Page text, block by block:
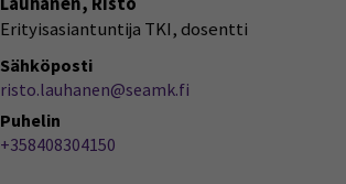
Erityisasiantuntija TKI, dosentti
Sähköposti
risto.lauhanen@seamk.fi
Puhelin
+358408304150